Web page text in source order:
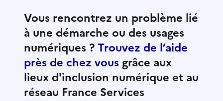
Vous rencontrez un problème lié
à une démarche ou des usages
numériques ?Trouvez de l’aide
près de chez vous grâce aux
lieux d'inclusion numérique et au
réseau France Services